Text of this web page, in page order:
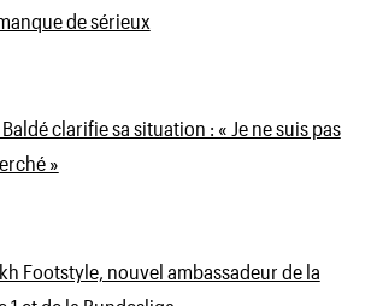
de sérieux
clarifie sa situation : « Je ne suis pas
»
Footstyle, nouvel ambassadeur de la